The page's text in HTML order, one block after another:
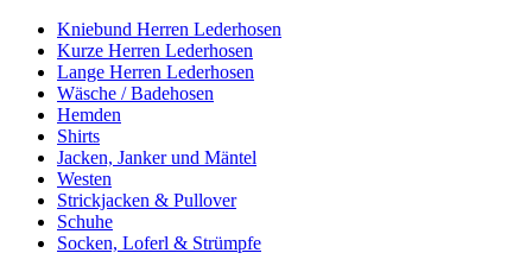
Kniebund Herren Lederhosen
Kurze Herren Lederhosen
Lange Herren Lederhosen
Wäsche / Badehosen
Hemden
Shirts
Jacken, Janker und Mäntel
Westen
Strickjacken & Pullover
Schuhe
Socken, Loferl & Strümpfe